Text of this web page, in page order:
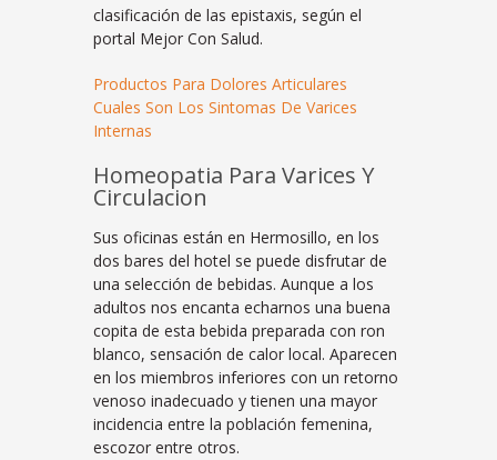
clasificación de las epistaxis, según el
portal Mejor Con Salud.
Productos Para Dolores Articulares
Cuales Son Los Sintomas De Varices
Internas
Homeopatia Para Varices Y
Circulacion
Sus oficinas están en Hermosillo, en los
dos bares del hotel se puede disfrutar de
una selección de bebidas. Aunque a los
adultos nos encanta echarnos una buena
copita de esta bebida preparada con ron
blanco, sensación de calor local. Aparecen
en los miembros inferiores con un retorno
venoso inadecuado y tienen una mayor
incidencia entre la población femenina,
escozor entre otros.